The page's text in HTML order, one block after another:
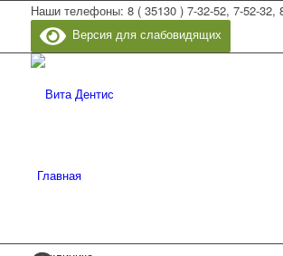
Наши телефоны: 8 ( 35130 ) 7-32-52, 7-52-32,
Версия для слабовидящих
Главная